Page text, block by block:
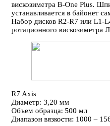
вискозиметра B-One Plus.
устанавливается в байонет
Набор дисков R2-R7 или L1-
ротационного вискозиметра
R7 Axis
Диаметр: 3,20 мм
Объем образца: 500 мл
Диапазон вязкости: 1000 –